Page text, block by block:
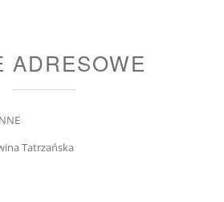
ADRESOWE
Tatrzańska